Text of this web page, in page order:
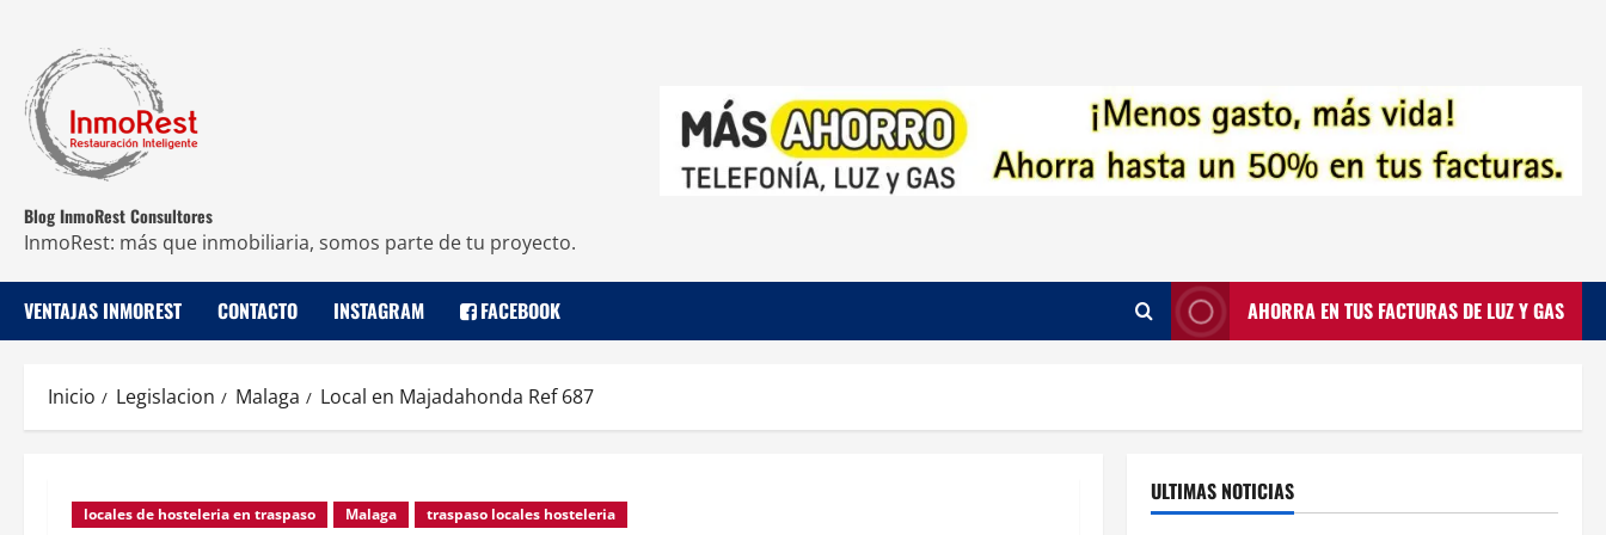
Blog InmoRest Consultores
InmoRest: más que inmobiliaria, somos parte de tu proyecto.
VENTAJAS INMOREST CONTACTO INSTAGRAM FACEBOOK AHORRA EN TUS FACTURAS DE LUZ Y GAS
Inicio Legislacion Malaga Local en Majadahonda Ref 687
locales de hosteleria en traspaso Malaga traspaso locales hosteleria
ULTIMAS NOTICIAS